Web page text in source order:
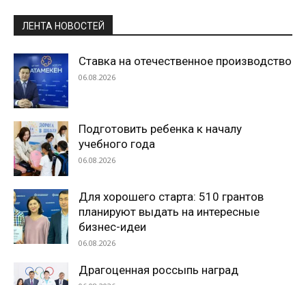
ЛЕНТА НОВОСТЕЙ
Ставка на отечественное производство
06.08.2026
Подготовить ребенка к началу
учебного года
06.08.2026
Для хорошего старта: 510 грантов
планируют выдать на интересные
бизнес-идеи
06.08.2026
Драгоценная россыпь наград